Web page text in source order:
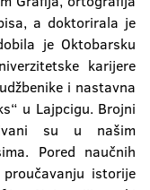
a doktorirala je
je Oktobarsku
karijere
i nastavna
u Lajpcigu. Brojni
su u našim
Pored naučnih
istorije